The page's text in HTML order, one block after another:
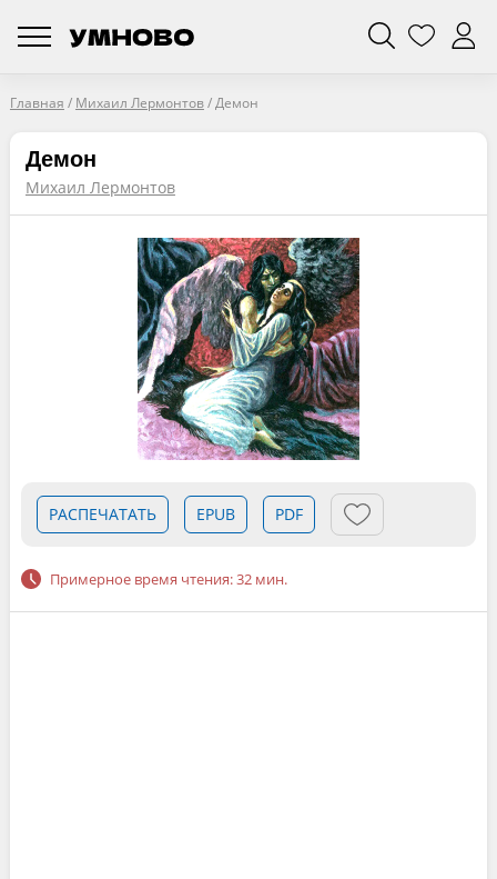
Главная / Михаил Лермонтов/Демон
Демон
Михаил Лермонтов
РАСПЕЧАТАТЬ EPUB PDF
Примерное время чтения: 32 мин.